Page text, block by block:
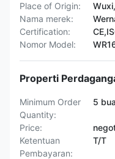
Place of Origin:
Nama merek:
Certification:
Nomor Model:
Properti
Minimum Order
Quantity:
5
Price:
Ketentuan
Pembayaran:
T/T